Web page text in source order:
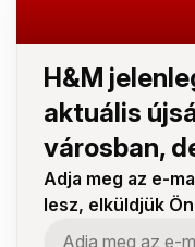
H&M
aktuális
városban,
Adja meg az e-
lesz, elküldjük